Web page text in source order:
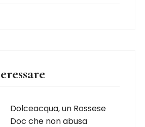
Dolceacqua, un Rossese
Doc che non abusa